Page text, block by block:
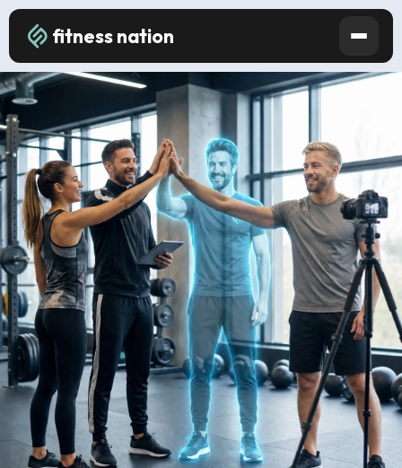
fitness nation